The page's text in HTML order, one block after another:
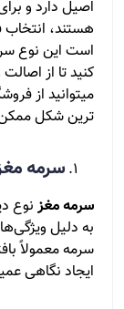
اصیل دارد و
هستند،
است این نوع
کنید تا از
میتوانید از
ترین شکل
سرمه
سرمه مغز نوع
به دلیل
سرمه معمولاً
ایجاد نگاهی